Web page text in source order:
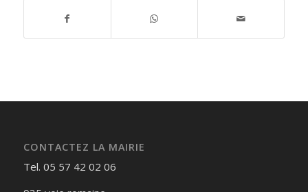
CONTACTEZ LA MAIRIE
Tel. 05 57 42 02 06